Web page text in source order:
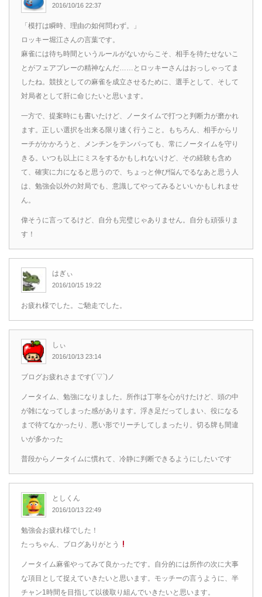
2016/10/16 22:37
「模打は瞬時、理由の如何問わず。」
ロッキー堀江さんの言葉です。
麻雀には待ち時間というルールがないからこそ、相手を待たせないこ
とがフェアプレーの精神なんだ……とロッキーさんはおっしゃってま
したね。競技としての麻雀を成立させるために、選手として、そして
対局者として肝に命じたいと思います。
一方で、提案時にも書いたけど、ノータイムで打つと判断力が磨かれ
ます。正しい選択を出来る限り速く行うこと。もちろん、相手からリ
ーチがかかろうと、メンチンをテンパっても、常にノータイムを守り
きる。いつも以上にミスをするかもしれないけど、その経験も含め
て、確実に力になると思うので、ちょっと伸び悩んでるなあと思う人
は、勉強会以外の対局でも、意識してやってみるといいかもしれませ
ん。
偉そうに言ってるけど、自分も完璧じゃありません。自分も頑張りま
す！
はぎぃ
2016/10/15 19:22
お疲れ様でした。ご馳走でした。
しぃ
2016/10/13 23:14
ブログお疲れさまです(´▽`)ノ
ノータイム、勉強になりました。所作は丁寧を心がけたけど、頭の中
が雑になってしまった感があります。浮き足だってしまい、役になる
まで待てなかったり、悪い形でリーチしてしまったり。切る牌も間違
いが多かった
普段からノータイムに慣れて、冷静に判断できるようにしたいです
としくん
2016/10/13 22:49
勉強会お疲れ様でした！
たっちゃん、ブログありがとう
ノータイム麻雀やってみて良かったです。自分的には所作の次に大事
な項目として捉えていきたいと思います。モッチーの言うように、半
チャン1時間を目指して以後取り組んでいきたいと思います。